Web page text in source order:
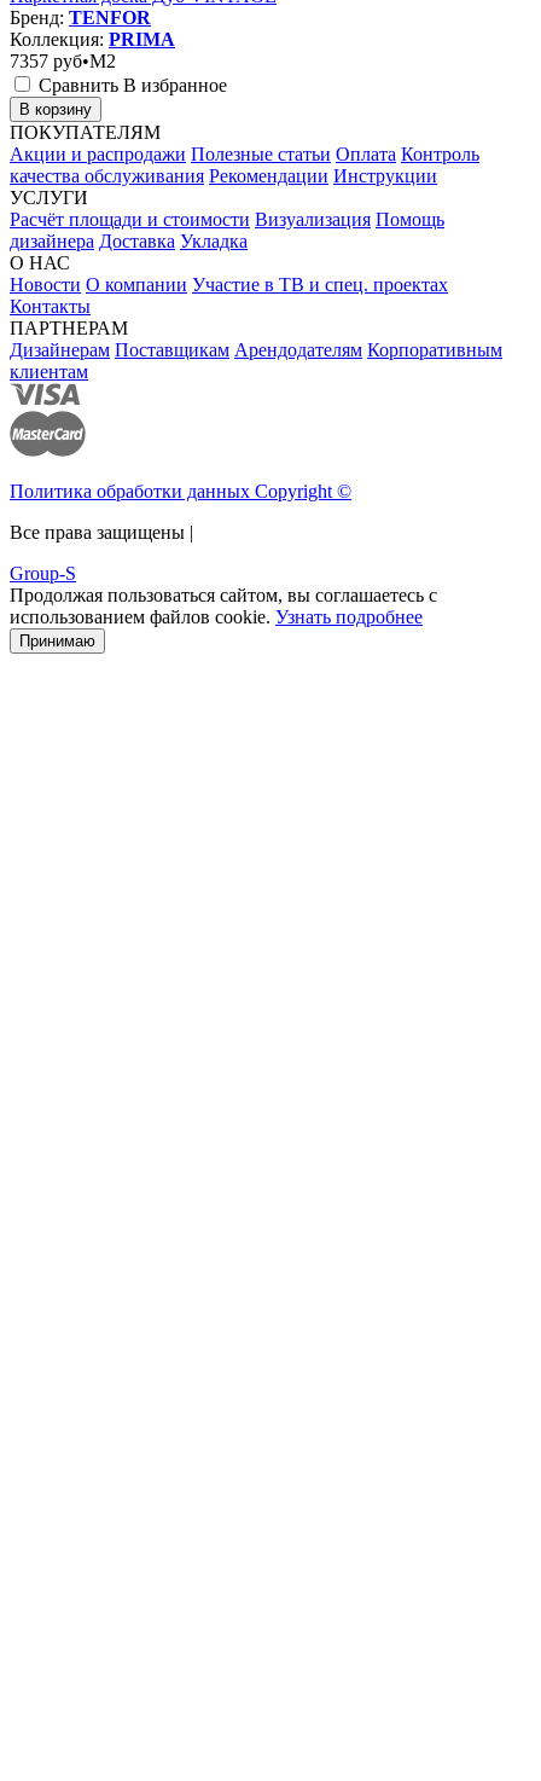
Бренд: TENFOR
Коллекция: PRIMA
7357 руб•M2
Сравнить В избранное
В корзину
ПОКУПАТЕЛЯМ
Акции и распродажи Полезные статьи Оплата Контроль
качества обслуживания Рекомендации Инструкции
УСЛУГИ
Расчёт площади и стоимости Визуализация Помощь
дизайнера Доставка Укладка
О НАС
Новости О компании Участие в ТВ и спец. проектах
Контакты
ПАРТНЕРАМ
Дизайнерам Поставщикам Арендодателям Корпоративным
клиентам
Политика обработки данных Copyright ©
Все права защищены |
Group-S
Продолжая пользоваться сайтом, вы соглашаетесь с
использованием файлов cookie. Узнать подробнее
Принимаю